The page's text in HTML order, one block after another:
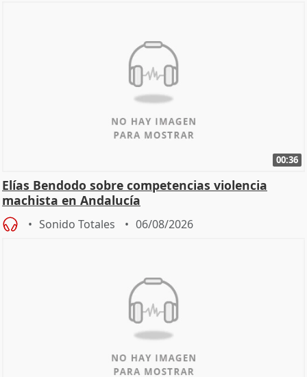
00:36
Elías Bendodo sobre competencias violencia
machista en Andalucía
Sonido Totales 06/08/2026